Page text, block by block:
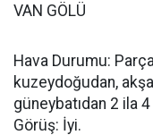
VAN GÖLÜ
Hava Durumu:
kuzeydoğudan,
güneybatıdan 2 ila
Görüş: İyi.